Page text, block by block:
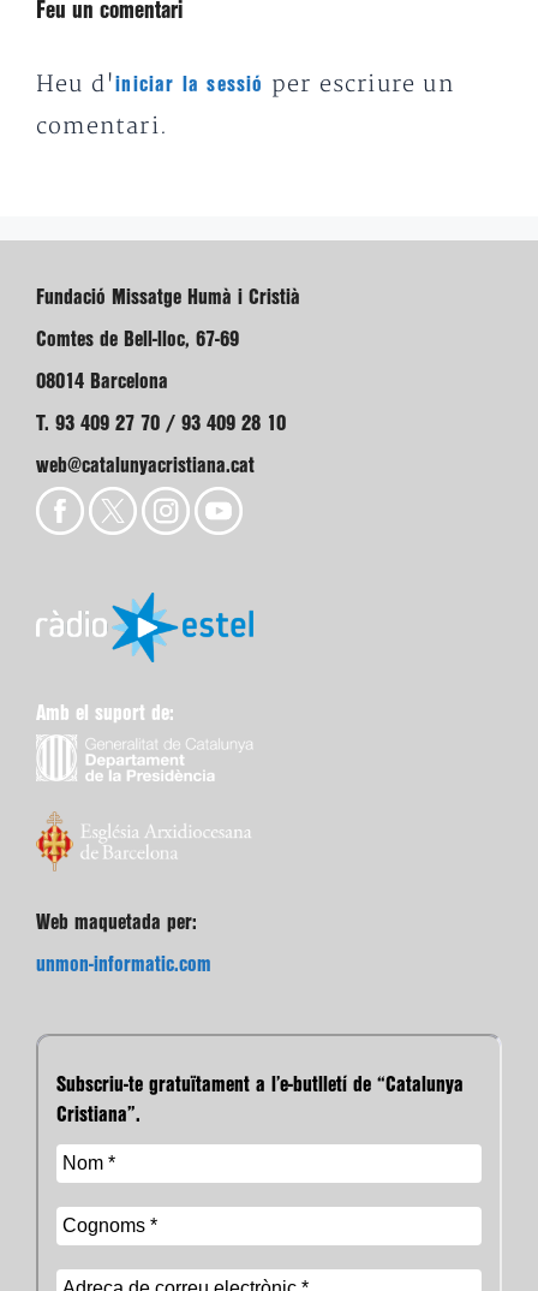
Feu un comentari
Heu d'iniciar la sessió
per escriure un
comentari.
Fundació Missatge Humà i Cristià
Comtes de Bell-lloc, 67-69
08014 Barcelona
T. 93 409 27 70 / 93 409 28 10
web@catalunyacristiana.cat
Amb el suport de:
Web maquetada per:
unmon-informatic.com
Subscriu-te gratuïtament a l’e-butlletí de “Catalunya
Cristiana”.